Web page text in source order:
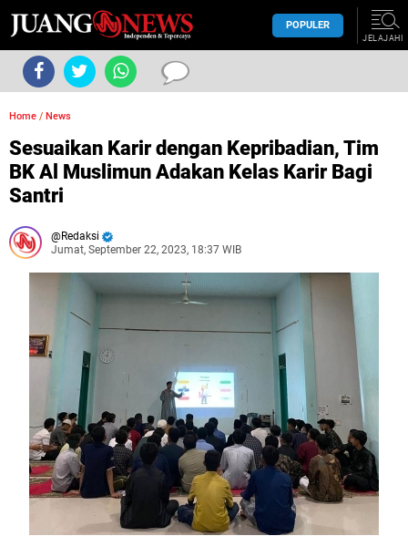
POPULER
JELAJAHI
Home / News
Sesuaikan Karir dengan Kepribadian, Tim
BK Al Muslimun Adakan Kelas Karir Bagi
Santri
Redaksi
Jumat, September 22, 2023, 18:37 WIB